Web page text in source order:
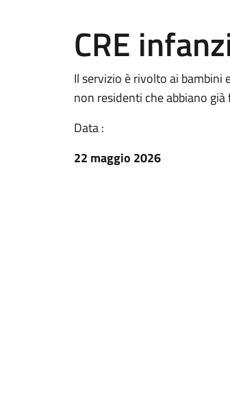
CRE
Il servizio è rivolto ai bambini
non residenti che abbiano
Data :
22 maggio 2026